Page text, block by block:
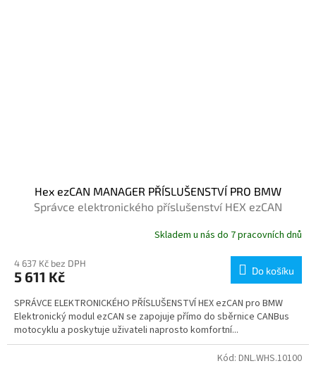
Hex ezCAN MANAGER PŘÍSLUŠENSTVÍ PRO BMW
Správce elektronického příslušenství HEX ezCAN
Skladem u nás do 7 pracovních dnů
4 637 Kč bez DPH
5 611 Kč Do košíku
SPRÁVCE ELEKTRONICKÉHO PŘÍSLUŠENSTVÍ HEX ezCAN pro BMW
Elektronický modul ezCAN se zapojuje přímo do sběrnice CANBus
motocyklu a poskytuje uživateli naprosto komfortní...
Kód: DNL.WHS.10100